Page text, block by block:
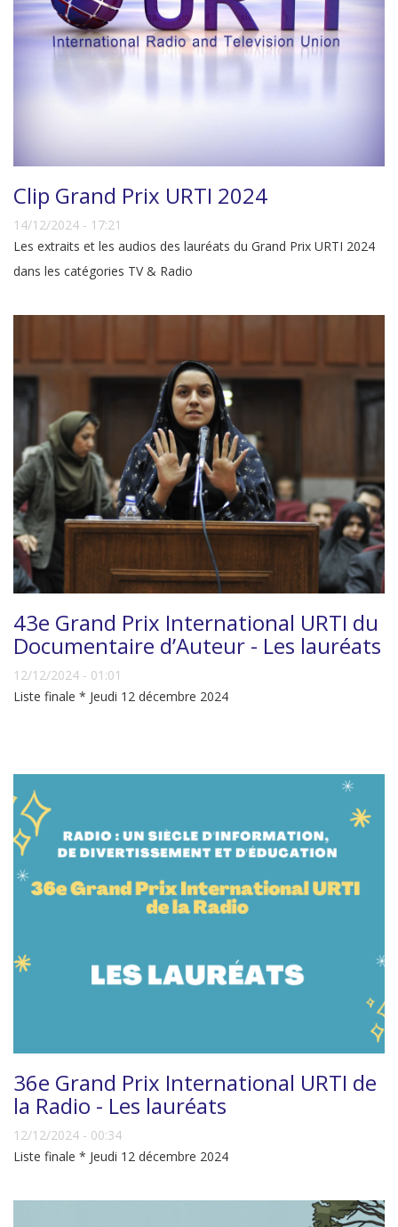
Clip Grand Prix URTI 2024
14/12/2024 - 17:21
Les extraits et les audios des lauréats du Grand Prix URTI 2024
dans les catégories TV & Radio
43e Grand Prix International URTI du
Documentaire d’Auteur - Les lauréats
12/12/2024 - 01:01
Liste finale * Jeudi 12 décembre 2024
36e Grand Prix International URTI de
la Radio - Les lauréats
12/12/2024 - 00:34
Liste finale * Jeudi 12 décembre 2024